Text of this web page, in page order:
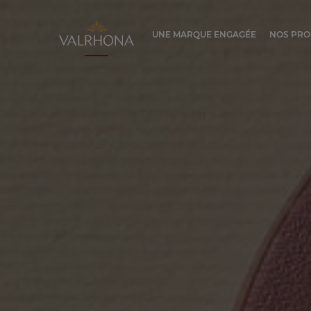
Valrhona - Imaginons le meilleur du
UNE MARQUE ENGAGÉE NOS